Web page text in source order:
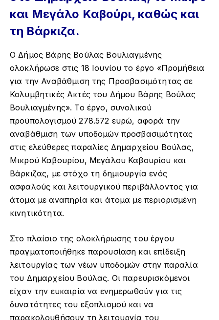
και Μεγάλο Καβούρι, καθώς και
τη Βάρκιζα.
Ο Δήμος Βάρης Βούλας Βουλιαγμένης
ολοκλήρωσε στις 18 Ιουνίου το έργο «Προμήθεια
για την Αναβάθμιση της Προσβασιμότητας σε
Κολυμβητικές Ακτές του Δήμου Βάρης Βούλας
Βουλιαγμένης». Το έργο, συνολικού
προϋπολογισμού 278.572 ευρώ, αφορά την
αναβάθμιση των υποδομών προσβασιμότητας
στις ελεύθερες παραλίες Δημαρχείου Βούλας,
Μικρού Καβουρίου, Μεγάλου Καβουρίου και
Βάρκιζας, με στόχο τη δημιουργία ενός
ασφαλούς και λειτουργικού περιβάλλοντος για
άτομα με αναπηρία και άτομα με περιορισμένη
κινητικότητα.
Στο πλαίσιο της ολοκλήρωσης του έργου
πραγματοποιήθηκε παρουσίαση και επίδειξη
λειτουργίας των νέων υποδομών στην παραλία
του Δημαρχείου Βούλας. Οι παρευρισκόμενοι
είχαν την ευκαιρία να ενημερωθούν για τις
δυνατότητες του εξοπλισμού και να
παρακολουθήσουν τη λειτουργία του